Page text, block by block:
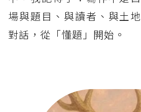
場與題目、與讀者、與土
對話，從「懂題」開始。